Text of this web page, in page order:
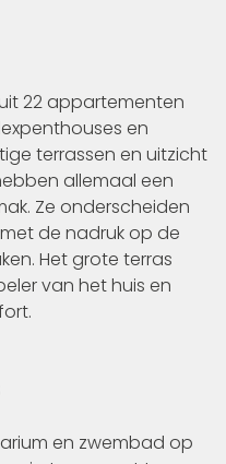
22 appartementen
en
terrassen en uitzicht
allemaal een
Ze onderscheiden
de nadruk op de
Het grote terras
van het huis en
en zwembad op